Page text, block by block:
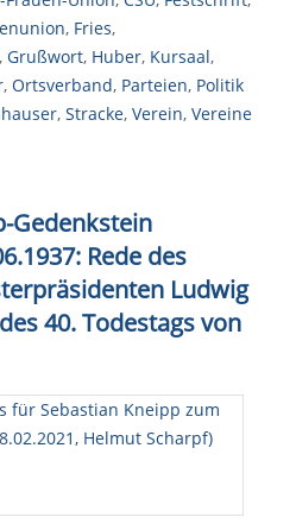
, Fries,
, Grußwort, Huber, Kursaal,
, Ortsverband, Parteien, Politik
, Stracke, Verein, Vereine
Gedenkstein
Rede des
Ludwig
40. Todestags von